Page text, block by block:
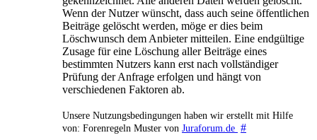
Wenn der Nutzer wünscht, dass auch seine öffentlichen
Beiträge gelöscht werden, möge er dies beim
Löschwunsch dem Anbieter mitteilen. Eine endgültige
Zusage für eine Löschung aller Beiträge eines
bestimmten Nutzers kann erst nach vollständiger
Prüfung der Anfrage erfolgen und hängt von
verschiedenen Faktoren ab.
Unsere Nutzungsbedingungen haben wir erstellt mit Hilfe
von: Forenregeln Muster von Juraforum.de #